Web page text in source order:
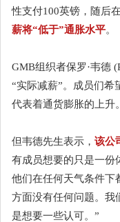
性支付100英镑，随后
薪将“低于”通胀水平。
GMB组织者保罗·韦德
“实际减薪”。成员们希
代表着通货膨胀的上升。
但韦德先生表示， 该公
有成员想要的只是一份
他们在任何天气条件下
方面没有任何问题。我
是想要一些认可。”